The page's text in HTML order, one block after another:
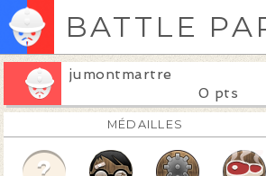
BATTLE
jumontmartre
0 pts
MÉDAILLES